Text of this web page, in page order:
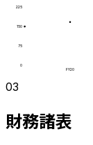
0
75
150
225
FY20
03
財務諸表